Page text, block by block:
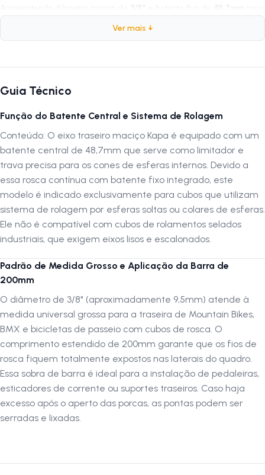
garantir a centralização exata da roda livre ou freio, é a escolha
para quem busca uma reposição durável, confiável e com padrão
Posição:
Tipo de Eixo:Maciço (Para fixação com porcas sextavadas)
Comprimento Total:200mm (Estendido)
Diâmetro do Eixo: 3/8" (Padrão Grosso)
Medida do Batente Central: 48,7mm
Composição:Aço Carbono Tratado
Peso Líquido:163 gramas
Acabamento: Preto Antioxidante
Por que comprar este produto?
de 200mm. Ao contrário dos eixos curtos convencionais, essa medida
generosa garante que os fios de rosca fiquem totalmente expostos
nas laterais do quadro, permitindo a instalação segura de suportes de
caramanhola traseiros, esticadores de corrente de BMX ou apoios de
pedaleiras (mãozinha). O batente usinado de 48,7mm atua de forma
precisa
como trava para os cones internos de esferas, eliminando
jogos e garantindo uma rolagem muito mais
. É a solução
para revisões e manutenções severas em bicicletas urbanas
e de Mountain Bike, oferecendo resistência máxima contra
empenamentos e excelente
Ver mais ↓
Guia Técnico
Função do Batente Central e Sistema de Rolagem
Conteúdo: O eixo traseiro maciço Kapa é equipado com um
batente central de 48,7mm que serve como limitador e
trava precisa para os cones de esferas internos. Devido a
essa rosca contínua com batente fixo integrado, este
modelo é indicado exclusivamente para cubos que utilizam
sistema de rolagem por esferas soltas ou colares de esferas.
Ele não é compatível com cubos de rolamentos selados
industriais, que exigem eixos lisos e escalonados.
Padrão de Medida Grosso e Aplicação da Barra de
200mm
O diâmetro de 3/8" (aproximadamente 9,5mm) atende à
medida universal grossa para a traseira de Mountain Bikes,
BMX e bicicletas de passeio com cubos de rosca. O
comprimento estendido de 200mm garante que os fios de
rosca fiquem totalmente expostos nas laterais do quadro.
Essa sobra de barra é ideal para a instalação de pedaleiras,
esticadores de corrente ou suportes traseiros. Caso haja
excesso após o aperto das porcas, as pontas podem ser
serradas e lixadas.